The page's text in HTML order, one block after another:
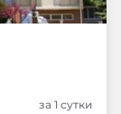
за 1 сутки